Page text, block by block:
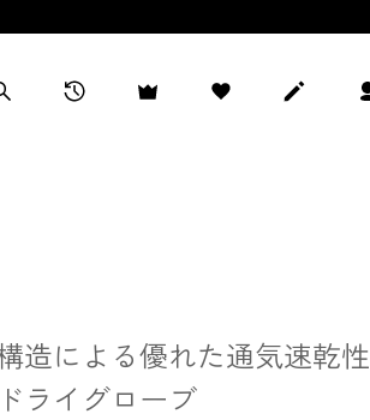
造による優れた通気速乾性
ライグローブ